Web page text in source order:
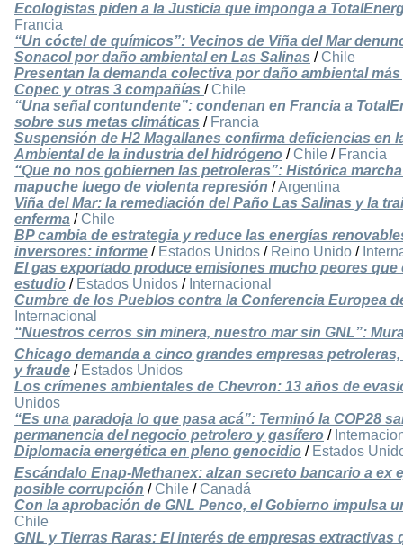
Ecologistas piden a la Justicia que imponga a
Francia
“Un cóctel de químicos”: Vecinos de Viña del Mar
Sonacol por daño ambiental en Las Salinas / Chile
Presentan la demanda colectiva por daño ambiental
Copec y otras 3 compañías / Chile
“Una señal contundente”: condenan en Francia a
sobre sus metas climáticas / Francia
Suspensión de H2 Magallanes confirma deficiencias en
Ambiental de la industria del hidrógeno / Chile / Francia
“Que no nos gobiernen las petroleras”: Histórica
mapuche luego de violenta represión /Argentina
Viña del Mar: la remediación del Paño Las Salinas y la
enferma / Chile
BP cambia de estrategia y reduce las energías
inversores: informe / Estados Unidos / Reino Unido /
El gas exportado produce emisiones mucho peores
estudio / Estados Unidos / Internacional
Cumbre de los Pueblos contra la Conferencia Europea
Internacional
“Nuestros cerros sin minera, nuestro mar sin GNL”:
Chicago demanda a cinco grandes empresas
y fraude / Estados Unidos
Los crímenes ambientales de Chevron: 13 años de
Unidos
“Es una paradoja lo que pasa acá”: Terminó la COP28
permanencia del negocio petrolero y gasífero /
Diplomacia energética en pleno genocidio / Estados
Escándalo Enap-Methanex: alzan secreto bancario a ex
posible corrupción / Chile / Canadá
Con la aprobación de GNL Penco, el Gobierno impulsa
Chile
GNL y Tierras Raras: El interés de empresas